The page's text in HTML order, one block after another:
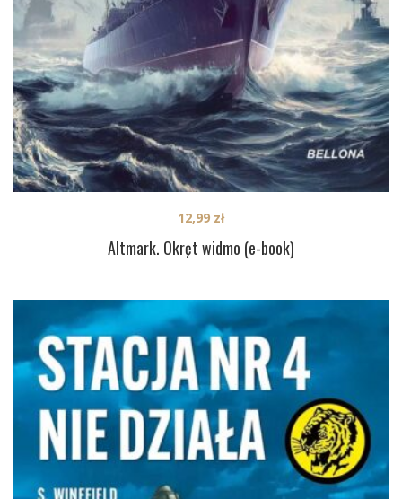
Altmark. Okręt widmo (e-book)
12,99 zł